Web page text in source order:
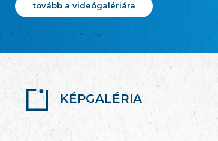
tovább a videógalériára
KÉPGALÉRIA